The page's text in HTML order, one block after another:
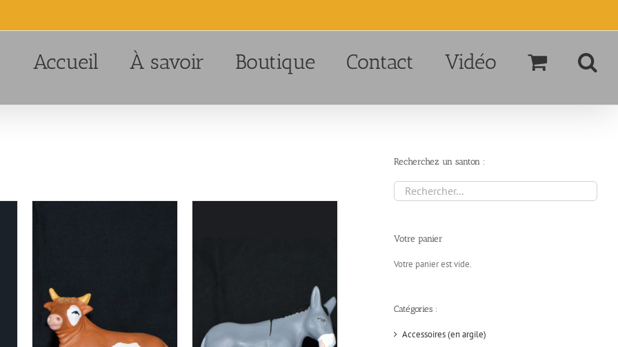
Accueil À savoir Boutique Contact Vidéo
Recherchez un santon :
Votre panier
Votre panier est vide.
Catégories :
Accessoires (en argile)